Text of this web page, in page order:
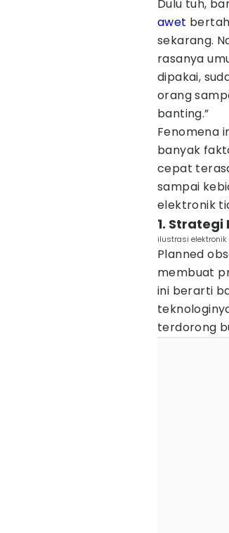
Dulu tuh,
awet
sekarang.
rasanya
dipakai,
orang
banting.”
Fenomena
banyak
cepat
sampai
elektronik
1.
ilustrasi elektronik
Planned
membuat
ini berarti
terdorong